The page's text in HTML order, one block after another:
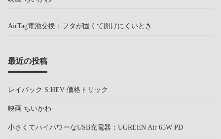
AirTag電池交換：フタが固くて開けにくいとき
最近の投稿
レイバック S:HEV 価格トリック
映画 ちいかわ
小さくてハイパワーなUSB充電器：UGREEN Air 65W PD